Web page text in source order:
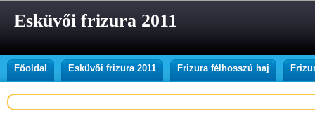
Esküvői frizura 2011
Főoldal Esküvői frizura 2011 Frizura félhosszú haj